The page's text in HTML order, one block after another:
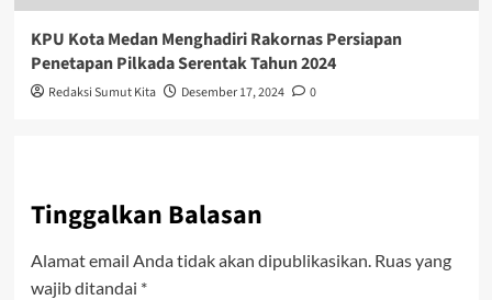
KPU Kota Medan Menghadiri Rakornas Persiapan
Penetapan Pilkada Serentak Tahun 2024
Redaksi Sumut Kita Desember 17, 2024 0
Tinggalkan Balasan
Alamat email Anda tidak akan dipublikasikan. Ruas yang
wajib ditandai *